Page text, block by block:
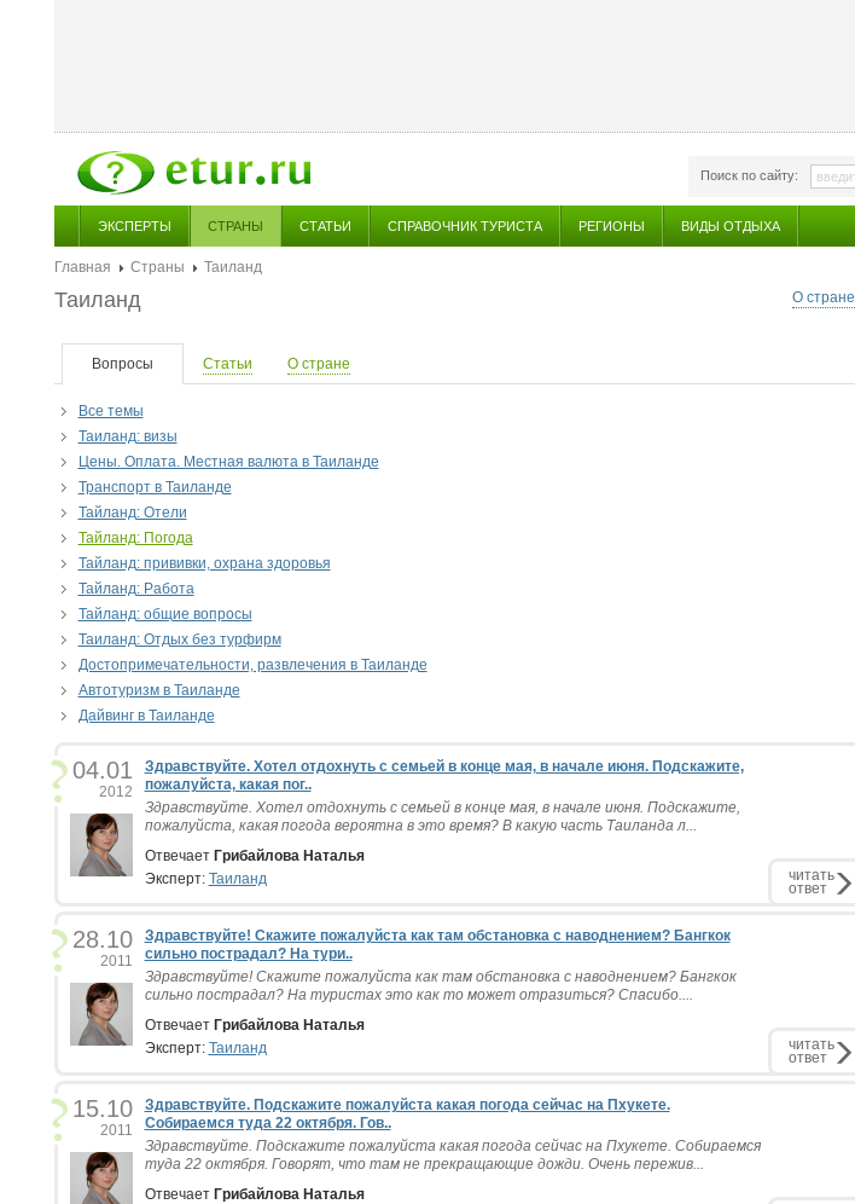
Поиск по сайту:
ЭКСПЕРТЫ СТРАНЫ СТАТЬИ СПРАВОЧНИК ТУРИСТА РЕГИОНЫ ВИДЫ ОТДЫХА
Главная Страны
Таиланд
О стране
Таиланд
Вопросы Статьи О стране
Все темы
Таиланд: визы
Цены. Оплата. Местная валюта в Таиланде
Транспорт в Таиланде
Тайланд: Отели
Тайланд: Погода
Тайланд: прививки, охрана здоровья
Тайланд: Работа
Тайланд: общие вопросы
Таиланд: Отдых без турфирм
Достопримечательности, развлечения в Таиланде
Автотуризм в Таиланде
Дайвинг в Таиланде
04.01
2012
Здравствуйте. Хотел отдохнуть с семьей в конце мая, в начале июня. Подскажите,
пожалуйста, какая пог..
Здравствуйте. Хотел отдохнуть с семьей в конце мая, в начале июня. Подскажите,
пожалуйста, какая погода вероятна в это время? В какую часть Таиланда л...
Отвечает Грибайлова Наталья
Эксперт: Таиланд читать
ответ
28.10
2011
Здравствуйте! Скажите пожалуйста как там обстановка с наводнением? Бангкок
сильно пострадал? На тури..
Здравствуйте! Скажите пожалуйста как там обстановка с наводнением? Бангкок
сильно пострадал? На туристах это как то может отразиться? Спасибо....
Отвечает Грибайлова Наталья
Эксперт: Таиланд читать
ответ
15.10
2011
Здравствуйте. Подскажите пожалуйста какая погода сейчас на Пхукете.
Собираемся туда 22 октября. Гов..
Здравствуйте. Подскажите пожалуйста какая погода сейчас на Пхукете. Собираемся
туда 22 октября. Говорят, что там не прекращающие дожди. Очень пережив...
Отвечает Грибайлова Наталья